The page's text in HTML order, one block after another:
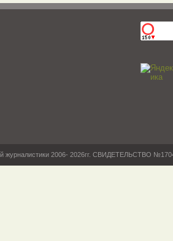
журналистики 2006- 2026гг. СВИДЕТЕЛЬСТВО